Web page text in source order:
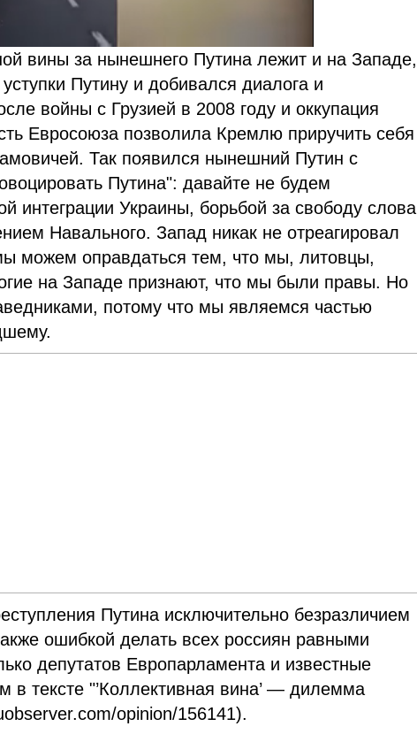
вины за нынешнего Путина лежит и на Западе,
Путину и добивался диалога и
войны с Грузией в 2008 году и оккупация
Евросоюза позволила Кремлю приручить себя
Так появился нынешний Путин с
Путина": давайте не будем
интеграции Украины, борьбой за свободу слова
Навального. Запад никак не отреагировал
можем оправдаться тем, что мы, литовцы,
на Западе признают, что мы были правы. Но
потому что мы являемся частью
Путина исключительно безразличием
ошибкой делать всех россиян равными
депутатов Европарламента и известные
в тексте "’Коллективная вина’ — дилемма
opinion/156141).